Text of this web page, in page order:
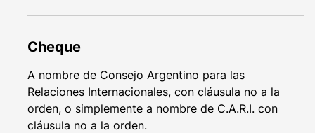
Cheque
A nombre de Consejo Argentino para las
Relaciones Internacionales, con cláusula no a la
orden, o simplemente a nombre de C.A.R.I. con
cláusula no a la orden.